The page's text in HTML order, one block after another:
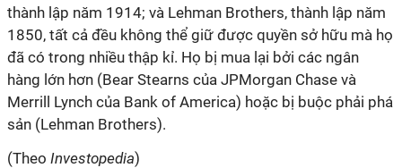
thành lập năm 1914; và Lehman Brothers, thành lập năm
1850, tất cả đều không thể giữ được quyền sở hữu mà họ
đã có trong nhiều thập kỉ. Họ bị mua lại bởi các ngân
hàng lớn hơn (Bear Stearns của JPMorgan Chase và
Merrill Lynch của Bank of America) hoặc bị buộc phải phá
sản (Lehman Brothers).
(Theo Investopedia)